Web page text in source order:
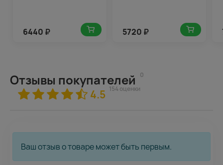
6440 ₽ 5720 ₽
Отзывы покупателей 0
4.5 154 оценки
Ваш отзыв о товаре может быть первым.